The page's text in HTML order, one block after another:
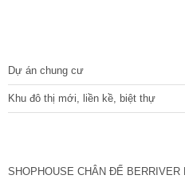
Dự án chung cư
Khu đô thị mới, liền kề, biệt thự
SHOPHOUSE CHÂN ĐẾ BERRIVER